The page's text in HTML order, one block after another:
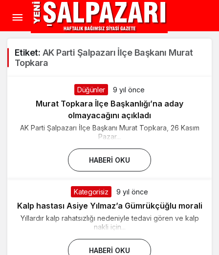
Etiket: AK Parti Şalpazarı İlçe Başkanı Murat
Topkara
Düğünler 9 yıl önce
Murat Topkara İlçe Başkanlığı’na aday
olmayacağını açıkladı
AK Parti Şalpazarı İlçe Başkanı Murat Topkara, 26 Kasım
Pazar...
HABERI OKU
Kategorisiz 9 yıl önce
Kalp hastası Asiye Yılmaz’a Gümrükçüğlu morali
Yıllardır kalp rahatsızlığı nedeniyle tedavi gören ve kalp
nakli için...
HABERI OKU